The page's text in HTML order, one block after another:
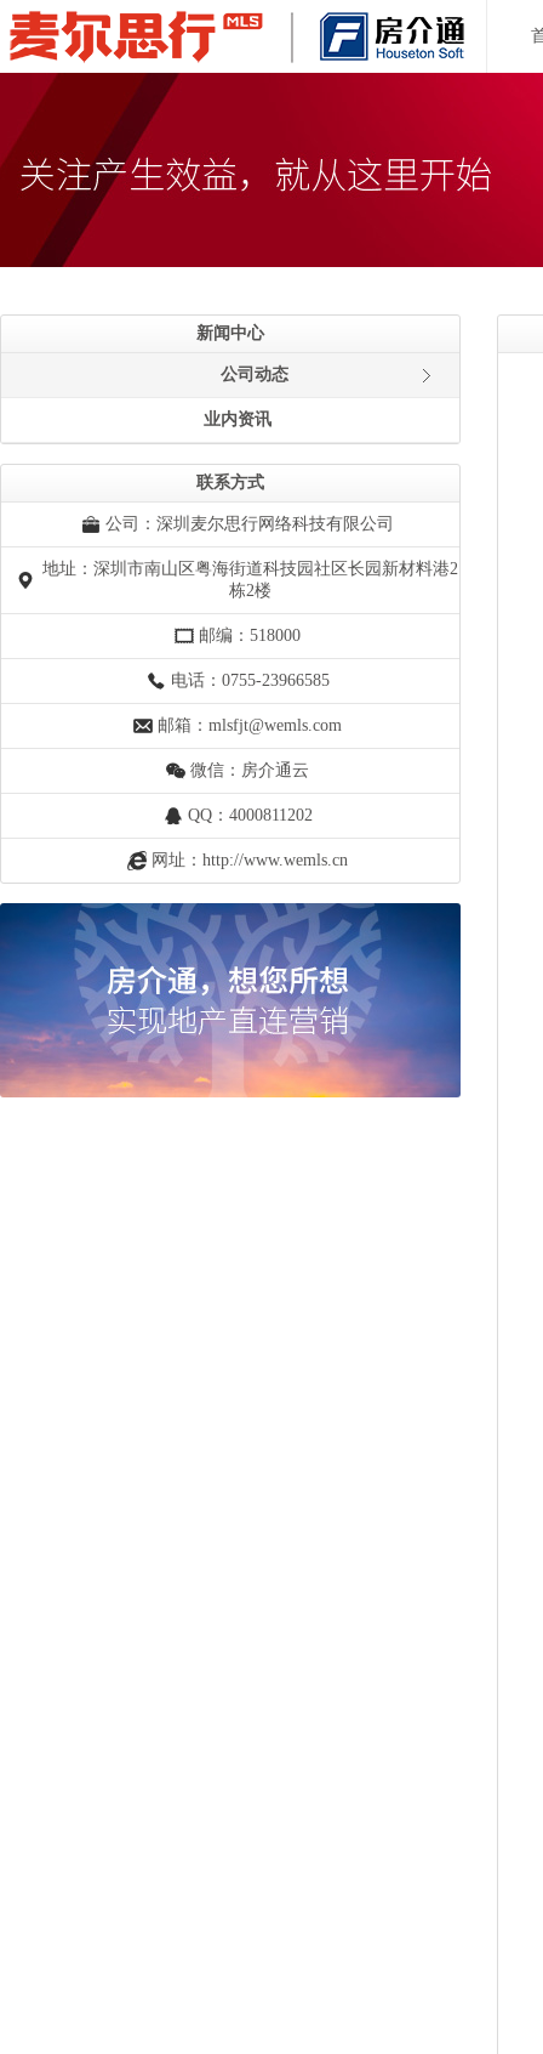
新闻中心
公司动态
业内资讯
联系方式
公司：深圳麦尔思行网络科技有限公司
地址：深圳市南山区粤海街道科技园社区长园新材料港2
栋2楼
邮编：518000
电话：0755-23966585
邮箱：mlsfjt@wemls.com
微信：房介通云
QQ：4000811202
网址：http://www.wemls.cn